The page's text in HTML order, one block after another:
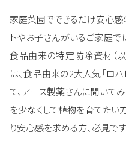
家庭菜園でできるだけ安心感
トやお子さんがいるご家庭で
食品由来の特定防除資材（以
は、食品由来の2大人気「ロハ
て、アース製薬さんに聞いて
を少なくして植物を育てたい
り安心感を求める方、必見です